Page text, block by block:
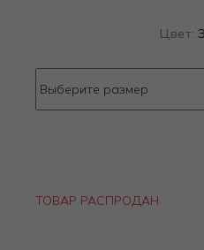
Цвет:
ТОВАР РАСПРОДАН